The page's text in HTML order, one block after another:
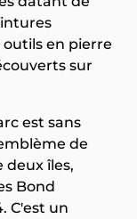
outils en pierre
sur
est sans
de
deux îles,
Bond
C'est un